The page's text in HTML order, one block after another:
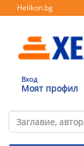
Helikon.bg
Вход
Моят профил